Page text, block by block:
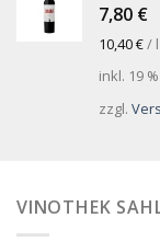
7,80 €
10,40€/ l
inkl. 19
zzgl.
VINOTHEK